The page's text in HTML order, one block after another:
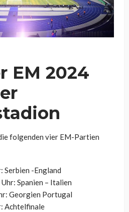
EM 2024
folgenden vier EM-Partien
Serbien -England
Spanien – Italien
Georgien Portugal
Achtelfinale